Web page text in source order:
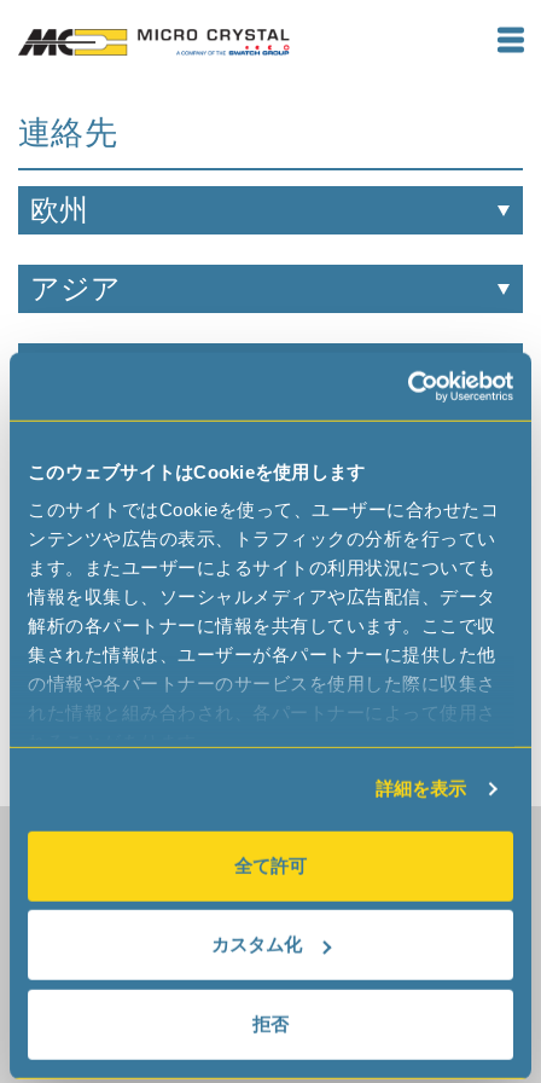
このウェブサイトはCookieを使用します
このサイトではCookieを使って、ユーザーに合わせたコ
ンテンツや広告の表示、トラフィックの分析を行ってい
ます。またユーザーによるサイトの利用状況についても
情報を収集し、ソーシャルメディアや広告配信、データ
解析の各パートナーに情報を共有しています。ここで収
集された情報は、ユーザーが各パートナーに提供した他
の情報や各パートナーのサービスを使用した際に収集さ
れた情報と組み合わされ、各パートナーによって使用さ
詳細を表示
全て許可
カスタム化
拒否
連絡先
欧州
アジア
HEADQUARTER SWITZERLAND
Micro Crystal AG
Muehlestrasse 14
CH-2540 Grenchen Switzerland
Phone +41 32 655 82 82
sales
microcrystal com
tech-support
microcrystal com
Office Location Map [PDF]
Headquarter Switzerland
Muehlestrasse 14